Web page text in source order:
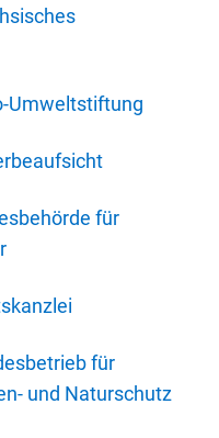
Umweltstiftung
für
für
und Naturschutz